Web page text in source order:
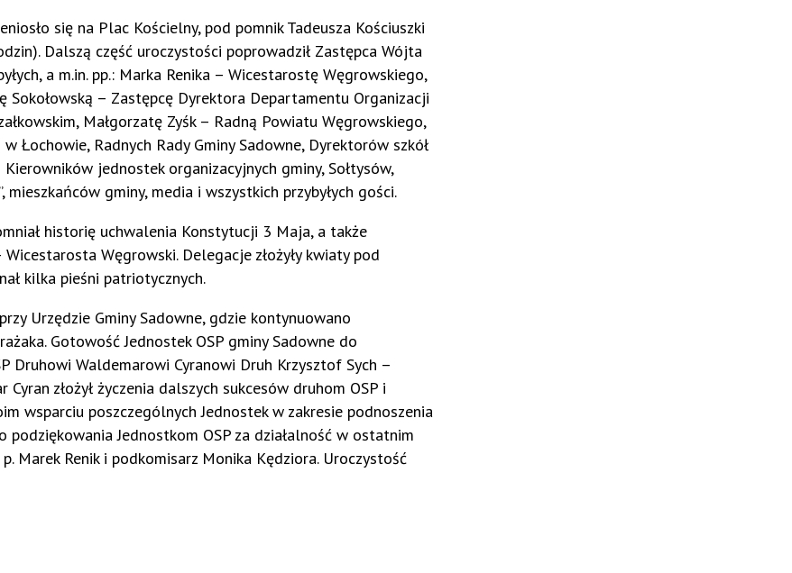
się na Plac Kościelny, pod pomnik Tadeusza Kościuszki
Dalszą część uroczystości poprowadził Zastępca Wójta
a m.in. pp.: Marka Renika – Wicestarostę Węgrowskiego,
Sokołowską – Zastępcę Dyrektora Departamentu Organizacji
Małgorzatę Zyśk – Radną Powiatu Węgrowskiego,
Łochowie, Radnych Rady Gminy Sadowne, Dyrektorów szkół
jednostek organizacyjnych gminy, Sołtysów,
mieszkańców gminy, media i wszystkich przybyłych gości.
historię uchwalenia Konstytucji 3 Maja, a także
Węgrowski. Delegacje złożyły kwiaty pod
kilka pieśni patriotycznych.
Urzędzie Gminy Sadowne, gdzie kontynuowano
Gotowość Jednostek OSP gminy Sadowne do
Druhowi Waldemarowi Cyranowi Druh Krzysztof Sych –
złożył życzenia dalszych sukcesów druhom OSP i
wsparciu poszczególnych Jednostek w zakresie podnoszenia
Jednostkom OSP za działalność w ostatnim
Marek Renik i podkomisarz Monika Kędziora. Uroczystość